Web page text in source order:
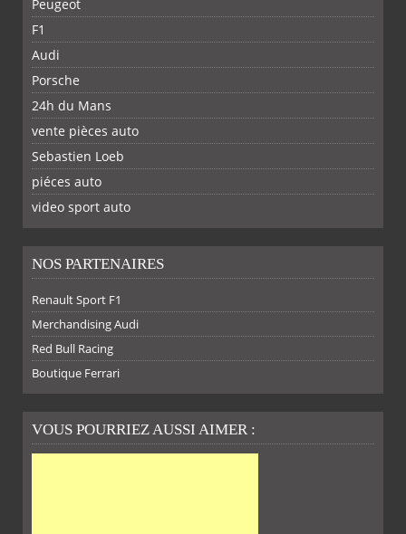
SUR SUR SUR SUR
FACEBOOKTWITTER
Peugeot
F1
Audi
Porsche
24h du Mans
vente pièces auto
Sebastien Loeb
piéces auto
video sport auto
NOS PARTENAIRES
Renault Sport F1
Merchandising Audi
Red Bull Racing
Boutique Ferrari
VOUS POURRIEZ AUSSI AIMER :